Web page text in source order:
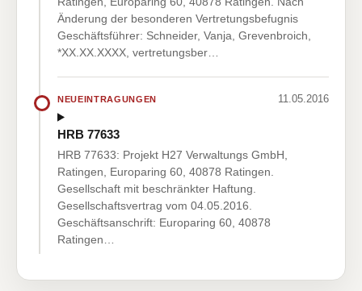
Änderung der besonderen Vertretungsbefugnis
Geschäftsführer: Schneider, Vanja, Grevenbroich,
*XX.XX.XXXX, vertretungsber…
NEUEINTRAGUNGEN 11.05.2016
HRB 77633
HRB 77633: Projekt H27 Verwaltungs GmbH,
Ratingen, Europaring 60, 40878 Ratingen.
Gesellschaft mit beschränkter Haftung.
Gesellschaftsvertrag vom 04.05.2016.
Geschäftsanschrift: Europaring 60, 40878
Ratingen…